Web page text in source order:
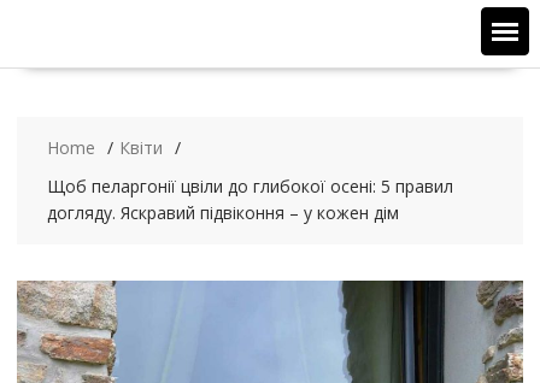
t
Home
Квіти
Щоб пеларгонії цвіли до глибокої осені: 5 правил
догляду. Яскравий підвіконня – у кожен дім